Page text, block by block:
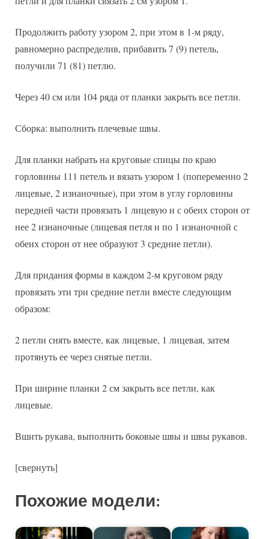
Продолжить работу узором 2, при этом в 1-м ряду,
равномерно распределив, прибавить 7 (9) петель,
получили 71 (81) петлю.
Через 40 см или 104 ряда от планки закрыть все петли.
Сборка: выполнить плечевые швы.
Для планки набрать на круговые спицы по краю
горловины 111 петель и вязать узором 1 (попеременно 2
лицевые, 2 изнаночные), при этом в углу горловины
передней части провязать 1 лицевую и с обеих сторон от
нее 2 изнаночные (лицевая петля и по 1 изнаночной с
обеих сторон от нее образуют 3 средние петли).
Для придания формы в каждом 2-м круговом ряду
провязать эти три средние петли вместе следующим
образом:
2 петли снять вместе, как лицевые, 1 лицевая, затем
протянуть ее через снятые петли.
При ширине планки 2 см закрыть все петли, как
лицевые.
Вшить рукава, выполнить боковые швы и швы рукавов.
[свернуть]
Похожие модели: